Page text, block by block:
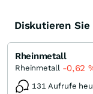
Diskutieren
Rheinmetall
Rheinmetall -0,62
131 Aufrufe